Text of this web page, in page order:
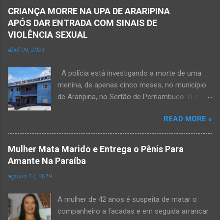
CRIANÇA MORRE NA UPA DE ARARIPINA
APÓS DAR ENTRADA COM SINAIS DE
VIOLÊNCIA SEXUAL
abril 09, 2024
A polícia está investigando a morte de uma
menina, de apenas cinco meses, no município
de Araripina, no Sertão de Pernambuco. O caso
morte a esclarecer”. A PM diz que, na segunda-
feira (8), foi acionada para verificar uma
possível ocorrência de estupro de vulnerável,
na UPA da cidade, mas ao chegar ao local a
vítima estava com um quadro de desidratação
e desnutrição, além de apresentar ruptura anal
READ MORE »
Mulher Mata Marido e Entrega o Pênis Para
Amante Na Paraíba
agosto 17, 2019
A mulher de 42 anos é suspeita de matar o
companheiro a facadas e em seguida arrancar